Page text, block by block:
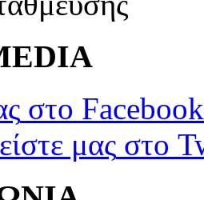
στο Facebook
μας στο